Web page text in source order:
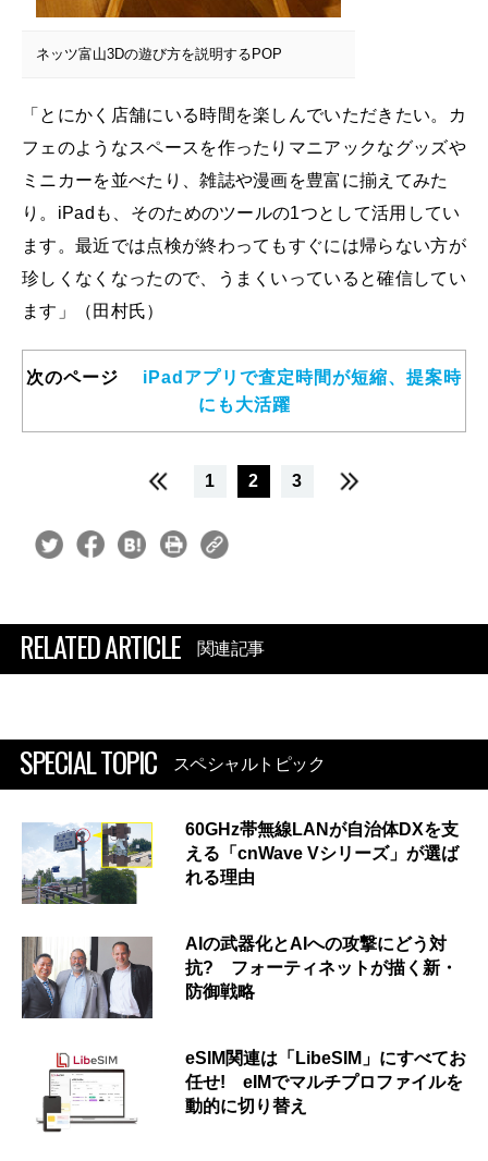
ネッツ富山3Dの遊び方を説明するPOP
「とにかく店舗にいる時間を楽しんでいただきたい。カ
フェのようなスペースを作ったりマニアックなグッズや
ミニカーを並べたり、雑誌や漫画を豊富に揃えてみた
り。iPadも、そのためのツールの1つとして活用してい
ます。最近では点検が終わってもすぐには帰らない方が
珍しくなくなったので、うまくいっていると確信してい
ます」（田村氏）
次のページ
iPadアプリで査定時間が短縮、提案時
にも大活躍
1 2 3
RELATED ARTICLE 関連記事
SPECIAL TOPIC スペシャルトピック
60GHz帯無線LANが自治体DXを支
える「cnWave Vシリーズ」が選ば
れる理由
AIの武器化とAIへの攻撃にどう対
抗? フォーティネットが描く新・
防御戦略
eSIM関連は「LibeSIM」にすべてお
任せ! eIMでマルチプロファイルを
動的に切り替え